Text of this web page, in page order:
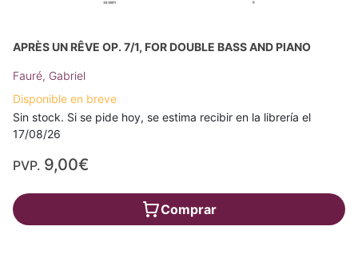
APRÈS UN RÊVE OP. 7/1, FOR DOUBLE BASS AND PIANO
Fauré, Gabriel
Disponible en breve
Sin stock. Si se pide hoy, se estima recibir en la librería el
17/08/26
PVP. 9,00€
Comprar